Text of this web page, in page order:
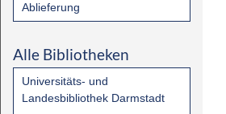
Ablieferung
Alle Bibliotheken
Universitäts- und
Landesbibliothek Darmstadt